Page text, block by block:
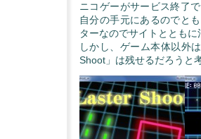
ニコゲーがサービス終了
自分の手元にあるのでと
ターなのでサイトとともに
しかし、ゲーム本体以外
Shoot」は残せるだろうと